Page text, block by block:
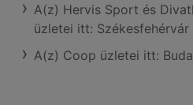
A(z) Hervis Sport és
üzletei itt: Székesfehérvár
A(z) Coop üzletei itt: